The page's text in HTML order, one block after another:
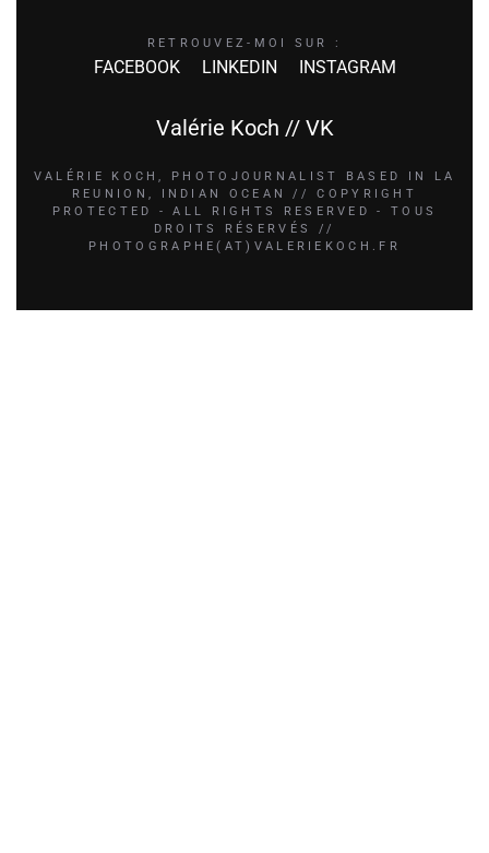
Valérie Koch // VK
VALÉRIE KOCH, PHOTOJOURNALIST BASED IN LA
REUNION, INDIAN OCEAN // COPYRIGHT
PROTECTED - ALL RIGHTS RESERVED - TOUS
DROITS RÉSERVÉS //
PHOTOGRAPHE(AT)VALERIEKOCH.FR
RETROUVEZ-MOI SUR :
FACEBOOK LINKEDIN INSTAGRAM